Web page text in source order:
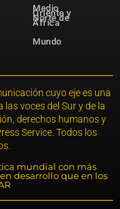
Medio
Oriente y
Norte de
África
Mundo
cuyo eje es una
voces del Sur y de la
derechos humanos y
Service. Todos los
mundial con más
desarrollo que en los